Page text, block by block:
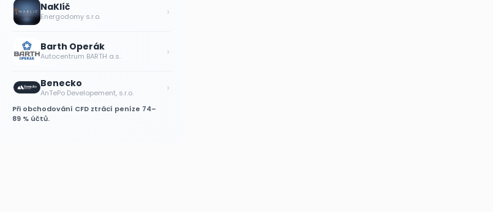
NaKlíč
Energodomy s.r.o. ›
Barth Operák
Autocentrum BARTH a.s. ›
Benecko
AnTePo Developement, s.r.o. ›
Při obchodování CFD ztrácí peníze 74–
89 % účtů.